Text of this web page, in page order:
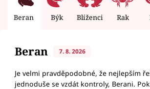
Beran Býk Blíženci Rak
Beran 7. 8. 2026
Je velmi pravděpodobné, že nejlepším
jednoduše se vzdát kontroly, Berani.